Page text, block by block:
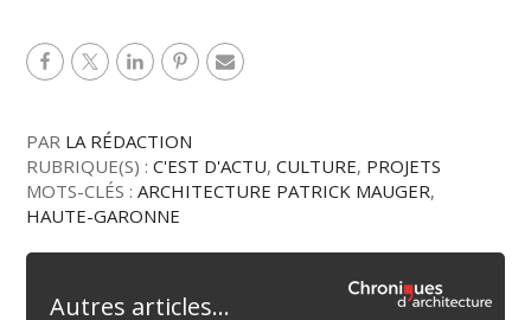
PAR LA RÉDACTION
RUBRIQUE(S) :C'EST D'ACTU,CULTURE, PROJETS
MOTS-CLÉS :ARCHITECTURE PATRICK MAUGER,
HAUTE-GARONNE
Autres articles...